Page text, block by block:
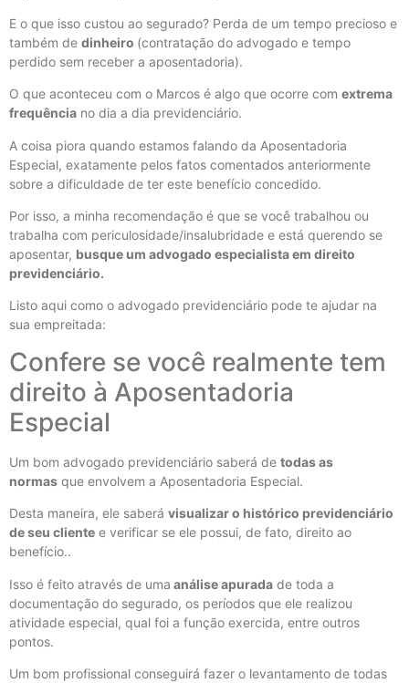
E o que isso custou ao segurado? Perda de um tempo precioso e
também de dinheiro (contratação do advogado e tempo
perdido sem receber a aposentadoria).
O que aconteceu com o Marcos é algo que ocorre com extrema
frequência no dia a dia previdenciário.
A coisa piora quando estamos falando da Aposentadoria
Especial, exatamente pelos fatos comentados anteriormente
sobre a dificuldade de ter este benefício concedido.
Por isso, a minha recomendação é que se você trabalhou ou
trabalha com periculosidade/insalubridade e está querendo se
aposentar, busque um advogado especialista em direito
previdenciário.
Listo aqui como o advogado previdenciário pode te ajudar na
sua empreitada:
Confere se você realmente tem
direito à Aposentadoria
Especial
Um bom advogado previdenciário saberá de todas as
normas que envolvem a Aposentadoria Especial.
Desta maneira, ele saberá visualizar o histórico previdenciário
de seu cliente e verificar se ele possui, de fato, direito ao
benefício..
Isso é feito através de uma análise apurada de toda a
documentação do segurado, os períodos que ele realizou
atividade especial, qual foi a função exercida, entre outros
pontos.
Um bom profissional conseguirá fazer o levantamento de todas